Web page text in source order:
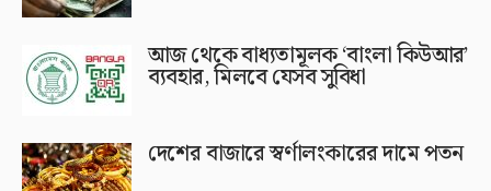
আজ থেকে বাধ্যতামূলক ‘বাংলা কিউআর’
ব্যবহার, মিলবে যেসব সুবিধা
দেশের বাজারে স্বর্ণালংকারের দামে পতন